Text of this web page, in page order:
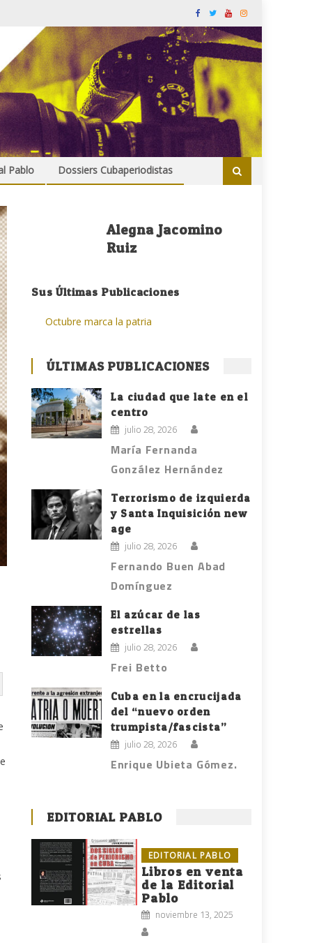
Pablo Dossiers Cubaperiodistas
Alegna Jacomino
Ruiz
Sus Últimas Publicaciones
Octubre marca la patria
ÚLTIMAS PUBLICACIONES
La ciudad que late en el
centro
julio 28, 2026
María Fernanda
González Hernández
Terrorismo de izquierda
y Santa Inquisición new
age
julio 28, 2026
Fernando Buen Abad
Domínguez
El azúcar de las
estrellas
julio 28, 2026
Frei Betto
Cuba en la encrucijada
del “nuevo orden
trumpista/fascista”
julio 28, 2026
Enrique Ubieta Gómez.
EDITORIAL PABLO
EDITORIAL PABLO
Libros en venta
de la Editorial
Pablo
noviembre 13, 2025